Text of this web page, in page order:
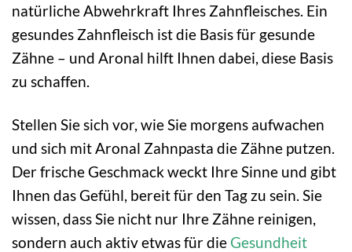
natürliche Abwehrkraft Ihres Zahnfleisches. Ein
gesundes Zahnfleisch ist die Basis für gesunde
Zähne – und Aronal hilft Ihnen dabei, diese Basis
zu schaffen.
Stellen Sie sich vor, wie Sie morgens aufwachen
und sich mit Aronal Zahnpasta die Zähne putzen.
Der frische Geschmack weckt Ihre Sinne und gibt
Ihnen das Gefühl, bereit für den Tag zu sein. Sie
wissen, dass Sie nicht nur Ihre Zähne reinigen,
sondern auch aktiv etwas für die Gesundheit